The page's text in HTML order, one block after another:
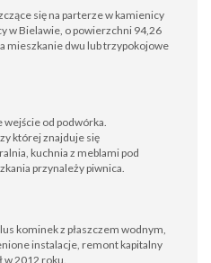
się na parterze w kamienicy
w Bielawie, o powierzchni 94,26
mieszkanie dwu lub trzypokojowe
wejście od podwórka.
której znajduje się
kuchnia z meblami pod
przynależy piwnica.
kominek z płaszczem wodnym,
instalacje, remont kapitalny
w 2012 roku.